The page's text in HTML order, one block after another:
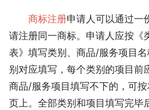
商标注册申请人可以通过一
请注册同一商标。申请人应按《
表》填写类别、商品/服务项目
别对应填写，每个类别的项目前
商品/服务项目填写不下的，可
页上。全部类别和项目填写完毕